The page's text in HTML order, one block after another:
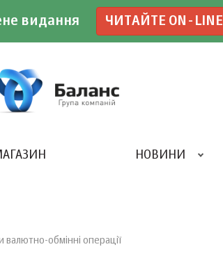
видання ЧИТАЙТЕ ON-LINE
НОВИНИ
обмінні операції